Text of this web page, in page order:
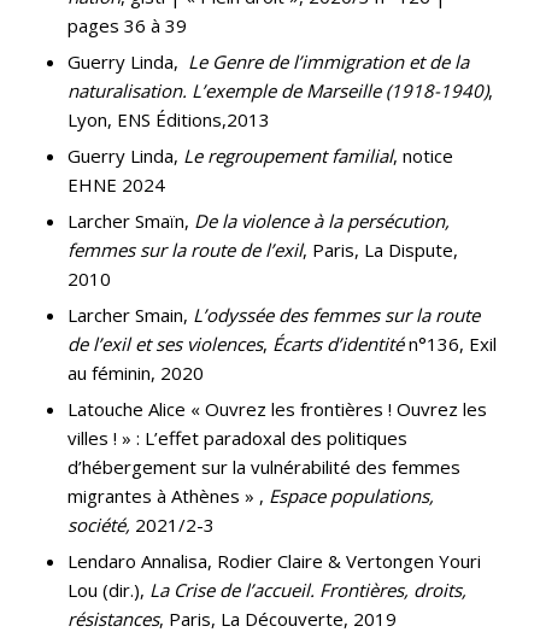
pages 36 à 39
Guerry Linda, Le Genre de l’immigration et de la
naturalisation. L’exemple de Marseille (1918-1940),
Lyon, ENS Éditions,2013
Guerry Linda, Le regroupement familial, notice
EHNE 2024
Larcher Smaïn, De la violence à la persécution,
femmes sur la route de l’exil, Paris, La Dispute,
2010
Larcher Smain, L’odyssée des femmes sur la route
de l’exil et ses violences, Écarts d’identitén°136, Exil
au féminin, 2020
Latouche Alice « Ouvrez les frontières ! Ouvrez les
villes ! » : L’effet paradoxal des politiques
d’hébergement sur la vulnérabilité des femmes
migrantes à Athènes » , Espace populations,
société, 2021/2-3
Lendaro Annalisa, Rodier Claire & Vertongen Youri
Lou (dir.), La Crise de l’accueil. Frontières, droits,
résistances, Paris, La Découverte, 2019